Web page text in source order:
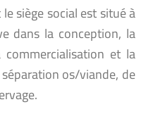
siège social est situé à
dans la conception, la
et la
os/viande, de